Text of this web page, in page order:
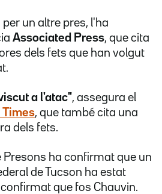
un altre pres, l'ha
Associated Press, que cita
dels fets que han volgut
a l'atac", assegura el
Times, que també cita una
dels fets.
Presons ha confirmat que un
de Tucson ha estat
que fos Chauvin.